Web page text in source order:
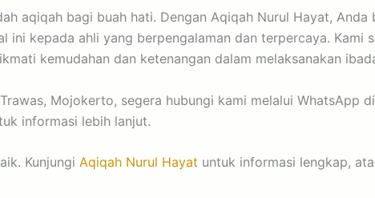
aqiqah bagi buah hati. Dengan Aqiqah Nurul Hayat, Anda
kepada ahli yang berpengalaman dan terpercaya. Kami
kemudahan dan ketenangan dalam melaksanakan
Mojokerto, segera hubungi kami melalui WhatsApp
informasi lebih lanjut.
Kunjungi Aqiqah Nurul Hayat untuk informasi lengkap,